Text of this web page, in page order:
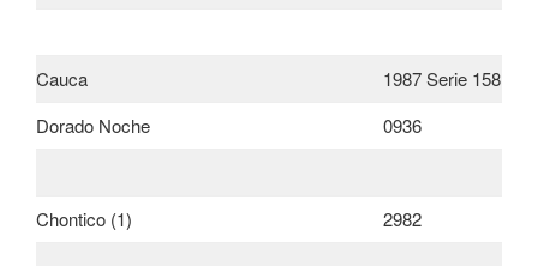
Cauca
1987 Serie 158
Dorado Noche
0936
Chontico (1) 2982